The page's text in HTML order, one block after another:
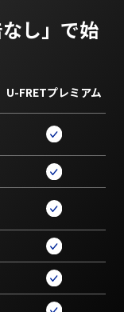
なし」で始
U-FRETプレミアム